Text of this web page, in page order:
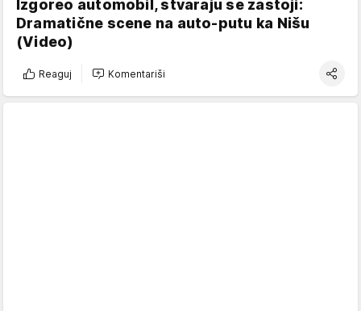
Izgoreo automobil, stvaraju se zastoji:
Dramatične scene na auto-putu ka Nišu
(Video)
Reaguj Komentariši